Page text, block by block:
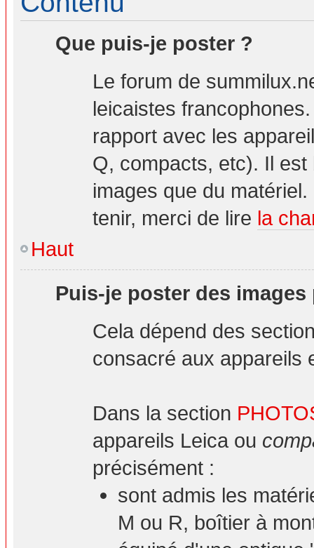
Que puis-je poster ?
Le forum de
leicaistes
rapport avec les
Q, compacts, etc). Il
images que du
tenir, merci de lire la
Haut
Puis-je poster des
Cela dépend des
consacré aux appareils
Dans la section
appareils Leica ou
précisément :
sont admis les
M ou R, boîtier à